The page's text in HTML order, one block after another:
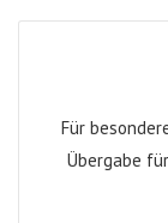
Für
Übergabe